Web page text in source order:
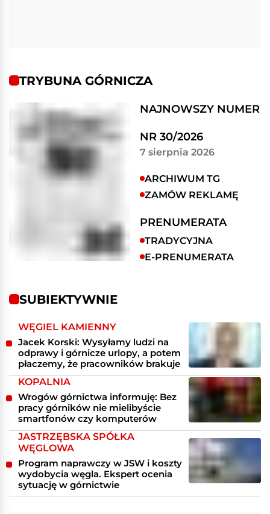
TRYBUNA GÓRNICZA
NAJNOWSZY NUMER
NR 30/2026
7 sierpnia 2026
ARCHIWUM TG
ZAMÓW REKLAMĘ
PRENUMERATA
TRADYCYJNA
E-PRENUMERATA
SUBIEKTYWNIE
WĘGIEL KAMIENNY
Jacek Korski: Wysyłamy ludzi na
odprawy i górnicze urlopy, a potem
płaczemy, że pracowników brakuje
KOPALNIA
Wrogów górnictwa informuję: Bez
pracy górników nie mielibyście
smartfonów czy komputerów
JASTRZĘBSKA SPÓŁKA
WĘGLOWA
Program naprawczy w JSW i koszty
wydobycia węgla. Ekspert ocenia
sytuację w górnictwie